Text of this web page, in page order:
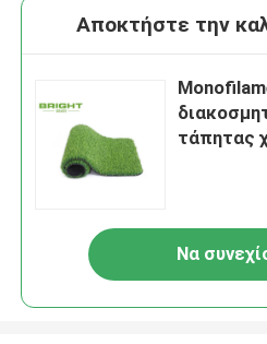
Αποκτήστε την
τάπητας
Να